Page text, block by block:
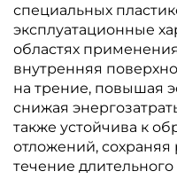
специальных
эксплуатационные
областях
внутренняя
на трение, повышая
снижая
также устойчива к
отложений, сохраняя
течение